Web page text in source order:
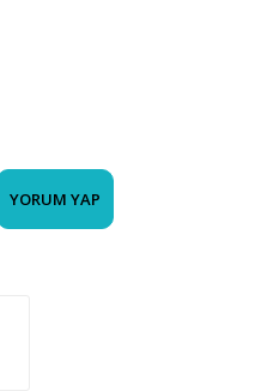
YORUM YAP